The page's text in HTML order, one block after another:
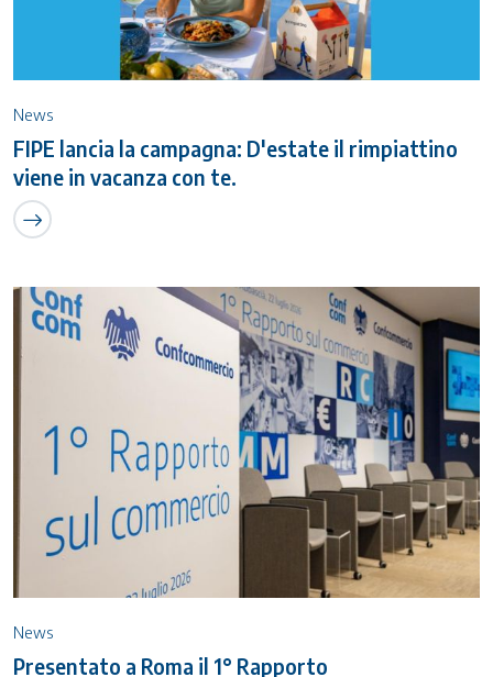
News
FIPE lancia la campagna: D'estate il rimpiattino
viene in vacanza con te.
News
Presentato a Roma il 1° Rapporto